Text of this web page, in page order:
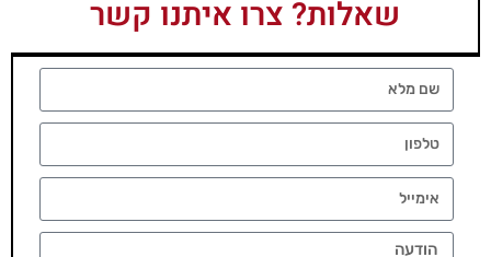
שאלות? צרו איתנו קשר